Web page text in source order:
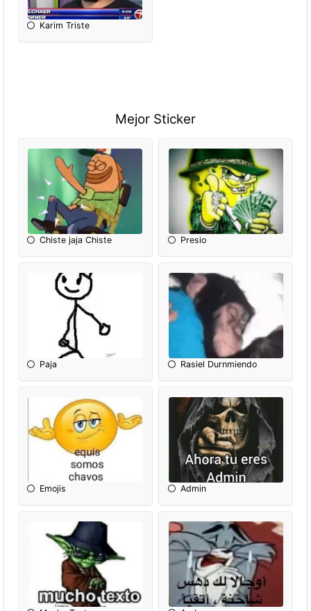
Karim Triste
Mejor Sticker
Chiste jaja Chiste Presio
Paja Rasiel Durnmiendo
Emojis Admin